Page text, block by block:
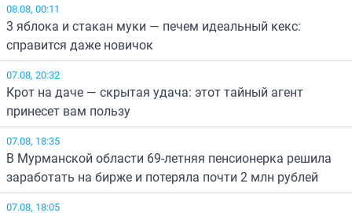
08.08, 00:11
3 яблока и стакан муки — печем идеальный кекс:
справится даже новичок
07.08, 20:32
Крот на даче — скрытая удача: этот тайный агент
принесет вам пользу
07.08, 18:35
В Мурманской области 69-летняя пенсионерка решила
заработать на бирже и потеряла почти 2 млн рублей
07.08, 18:05